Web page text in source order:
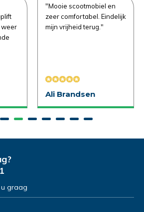
weer
"Mooie scootmobiel en
zeer comfortabel. Eindelijk
mijn vrijheid terug."
Ali Brandsen
graag
aan huis